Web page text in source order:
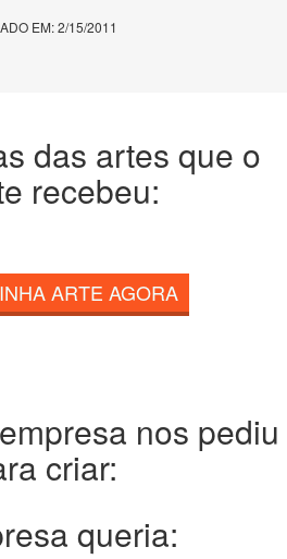
EM: 2/15/2011
das artes que o
recebeu:
ARTE AGORA
nos pediu
criar:
queria: